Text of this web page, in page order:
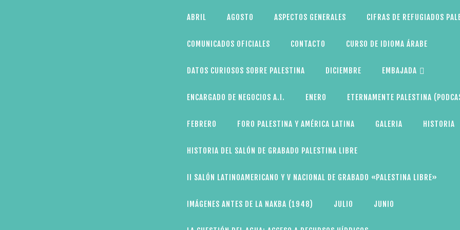
ABRIL AGOSTO ASPECTOS GENERALES CIFRAS DE REFUGIADOS
COMUNICADOS OFICIALES CONTACTO CURSO DE IDIOMA ÁRABE
DATOS CURIOSOS SOBRE PALESTINA DICIEMBRE EMBAJADA
ENCARGADO DE NEGOCIOS A.I. ENERO ETERNAMENTE PALESTINA
FEBRERO FORO PALESTINA Y AMÉRICA LATINA GALERIA HISTORIA
HISTORIA DEL SALÓN DE GRABADO PALESTINA LIBRE
II SALÓN LATINOAMERICANO Y V NACIONAL DE GRABADO «PALESTINA LIBRE»
IMÁGENES ANTES DE LA NAKBA (1948) JULIO JUNIO